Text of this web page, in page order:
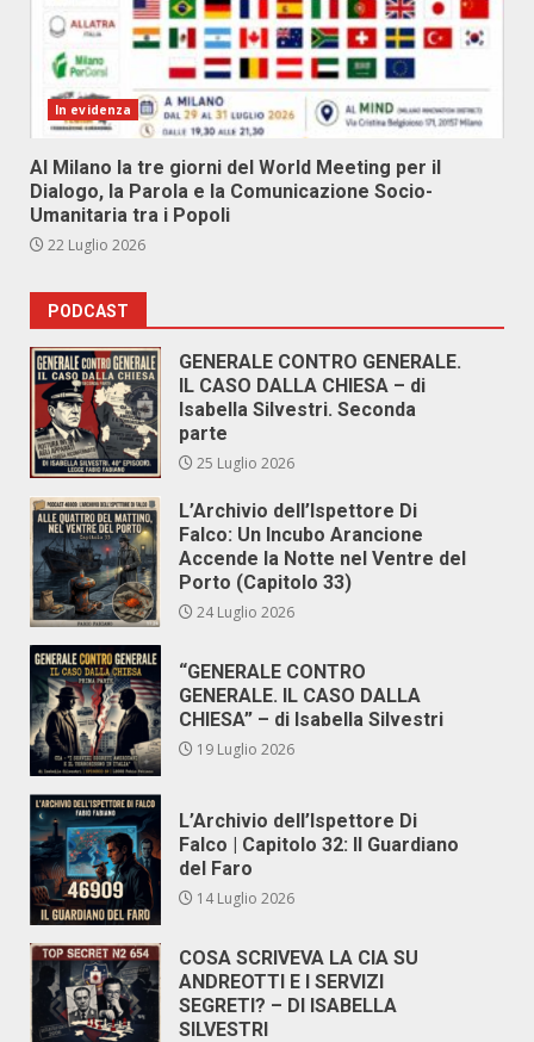
In evidenza
Al Milano la tre giorni del World Meeting per il
Dialogo, la Parola e la Comunicazione Socio-
Umanitaria tra i Popoli
22 Luglio 2026
PODCAST
GENERALE CONTRO GENERALE.
IL CASO DALLA CHIESA – di
Isabella Silvestri. Seconda
parte
25 Luglio 2026
L’Archivio dell’Ispettore Di
Falco: Un Incubo Arancione
Accende la Notte nel Ventre del
Porto (Capitolo 33)
24 Luglio 2026
“GENERALE CONTRO
GENERALE. IL CASO DALLA
CHIESA” – di Isabella Silvestri
19 Luglio 2026
L’Archivio dell’Ispettore Di
Falco | Capitolo 32: Il Guardiano
del Faro
14 Luglio 2026
COSA SCRIVEVA LA CIA SU
ANDREOTTI E I SERVIZI
SEGRETI? – DI ISABELLA
SILVESTRI